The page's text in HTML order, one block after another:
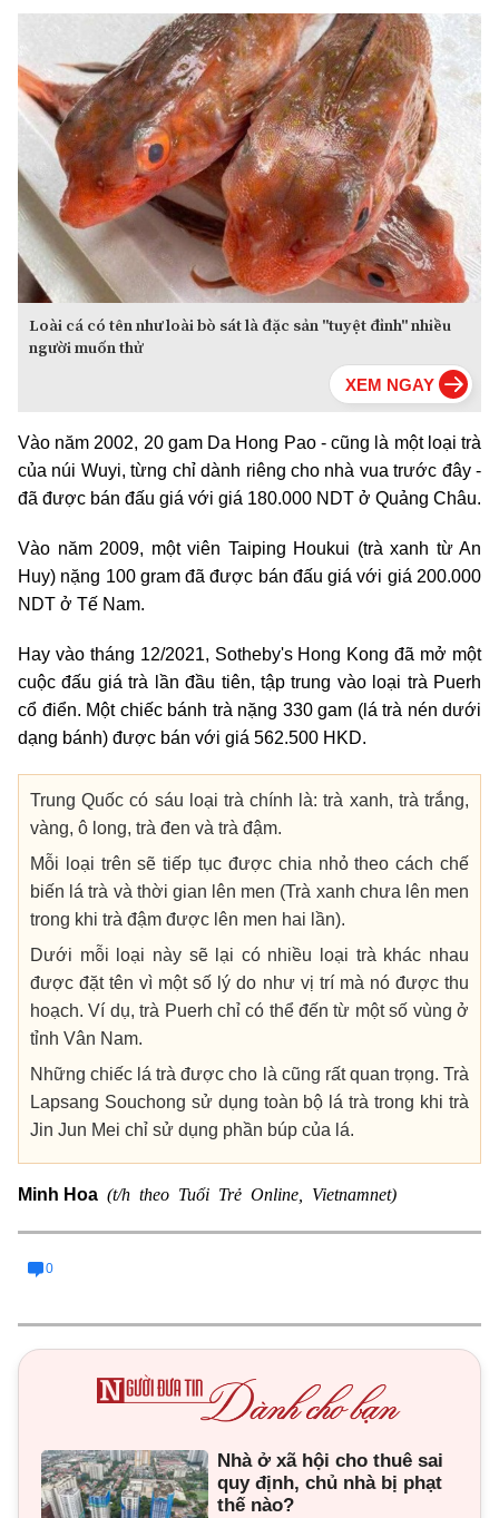
Loài cá có tên như loài bò sát là đặc sản "tuyệt đỉnh" nhiều
người muốn thử
Vào năm 2002, 20 gam Da Hong Pao - cũng là một loại trà
của núi Wuyi, từng chỉ dành riêng cho nhà vua trước đây -
đã được bán đấu giá với giá 180.000 NDT ở Quảng Châu.
Vào năm 2009, một viên Taiping Houkui (trà xanh từ An
Huy) nặng 100 gram đã được bán đấu giá với giá 200.000
NDT ở Tế Nam.
Hay vào tháng 12/2021, Sotheby's Hong Kong đã mở một
cuộc đấu giá trà lần đầu tiên, tập trung vào loại trà Puerh
cổ điển. Một chiếc bánh trà nặng 330 gam (lá trà nén dưới
dạng bánh) được bán với giá 562.500 HKD.
Trung Quốc có sáu loại trà chính là: trà xanh, trà trắng,
vàng, ô long, trà đen và trà đậm.
Mỗi loại trên sẽ tiếp tục được chia nhỏ theo cách chế
biến lá trà và thời gian lên men (Trà xanh chưa lên men
trong khi trà đậm được lên men hai lần).
Dưới mỗi loại này sẽ lại có nhiều loại trà khác nhau
được đặt tên vì một số lý do như vị trí mà nó được thu
hoạch. Ví dụ, trà Puerh chỉ có thể đến từ một số vùng ở
tỉnh Vân Nam.
Những chiếc lá trà được cho là cũng rất quan trọng. Trà
Lapsang Souchong sử dụng toàn bộ lá trà trong khi trà
Jin Jun Mei chỉ sử dụng phần búp của lá.
Minh Hoa (t/h theo Tuổi Trẻ Online, Vietnamnet)
0
Nhà ở xã hội cho thuê sai
quy định, chủ nhà bị phạt
thế nào?